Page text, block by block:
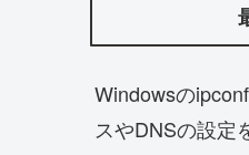
Windowsの
スやDNSの設定